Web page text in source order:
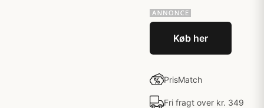
Køb her
PrisMatch
Fri fragt over kr. 349